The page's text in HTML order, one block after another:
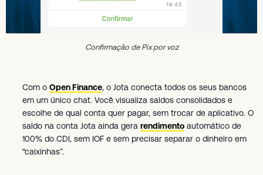
Confirmação de Pix por voz
Com o Open Finance, o Jota conecta todos os seus bancos
em um único chat. Você visualiza saldos consolidados e
escolhe de qual conta quer pagar, sem trocar de aplicativo. O
saldo na conta Jota ainda gera rendimento automático de
100% do CDI, sem IOF e sem precisar separar o dinheiro em
“caixinhas”.